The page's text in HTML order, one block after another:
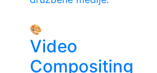
🎨
Video
Compositing